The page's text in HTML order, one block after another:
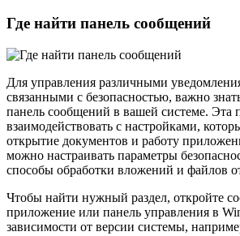
Где найти панель сообщений
Для управления различными
связанными с безопасностью, важно
панель сообщений в вашей системе. Эта
взаимодействовать с настройками,
открытие документов и работу
можно настраивать параметры
способы обработки вложений и файлов
Чтобы найти нужный раздел, откройте
приложение или панель управления в
зависимости от версии системы,